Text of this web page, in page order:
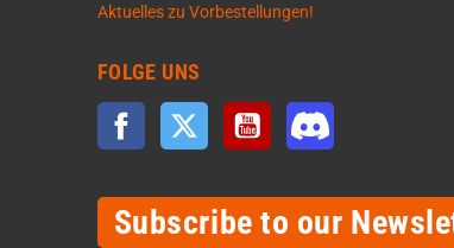
Aktuelles zu Vorbestellungen!
FOLGE UNS
Facebook Twitter YouTube
Subscribe to our